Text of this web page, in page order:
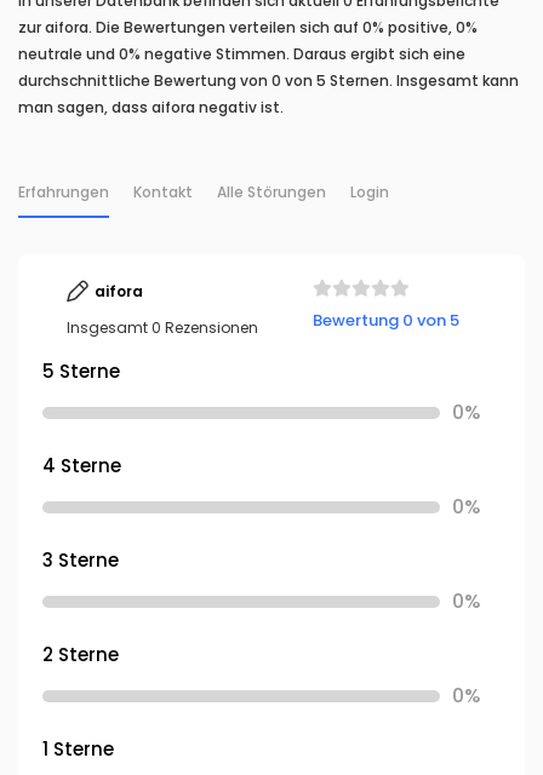
zur aifora. Die Bewertungen verteilen sich auf 0% positive, 0%
neutrale und 0% negative Stimmen. Daraus ergibt sich eine
durchschnittliche Bewertung von 0 von 5 Sternen. Insgesamt kann
man sagen, dass aifora negativ ist.
Erfahrungen Kontakt Alle Störungen Login
aifora
Insgesamt 0 Rezensionen
Bewertung 0 von 5
5 Sterne
0%
4 Sterne
0%
3 Sterne
0%
2 Sterne
0%
1 Sterne